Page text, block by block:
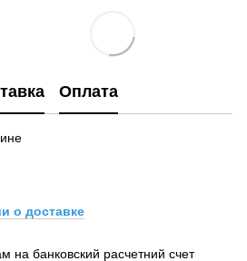
Оплата
о доставке
на банковский расчетний счет